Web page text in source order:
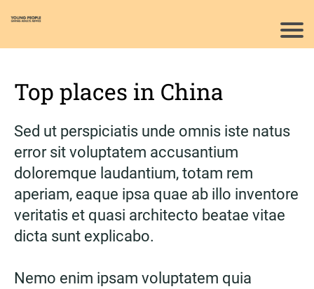
Top places in China
Sed ut perspiciatis unde omnis iste natus
error sit voluptatem accusantium
doloremque laudantium, totam rem
aperiam, eaque ipsa quae ab illo inventore
veritatis et quasi architecto beatae vitae
dicta sunt explicabo.
Nemo enim ipsam voluptatem quia